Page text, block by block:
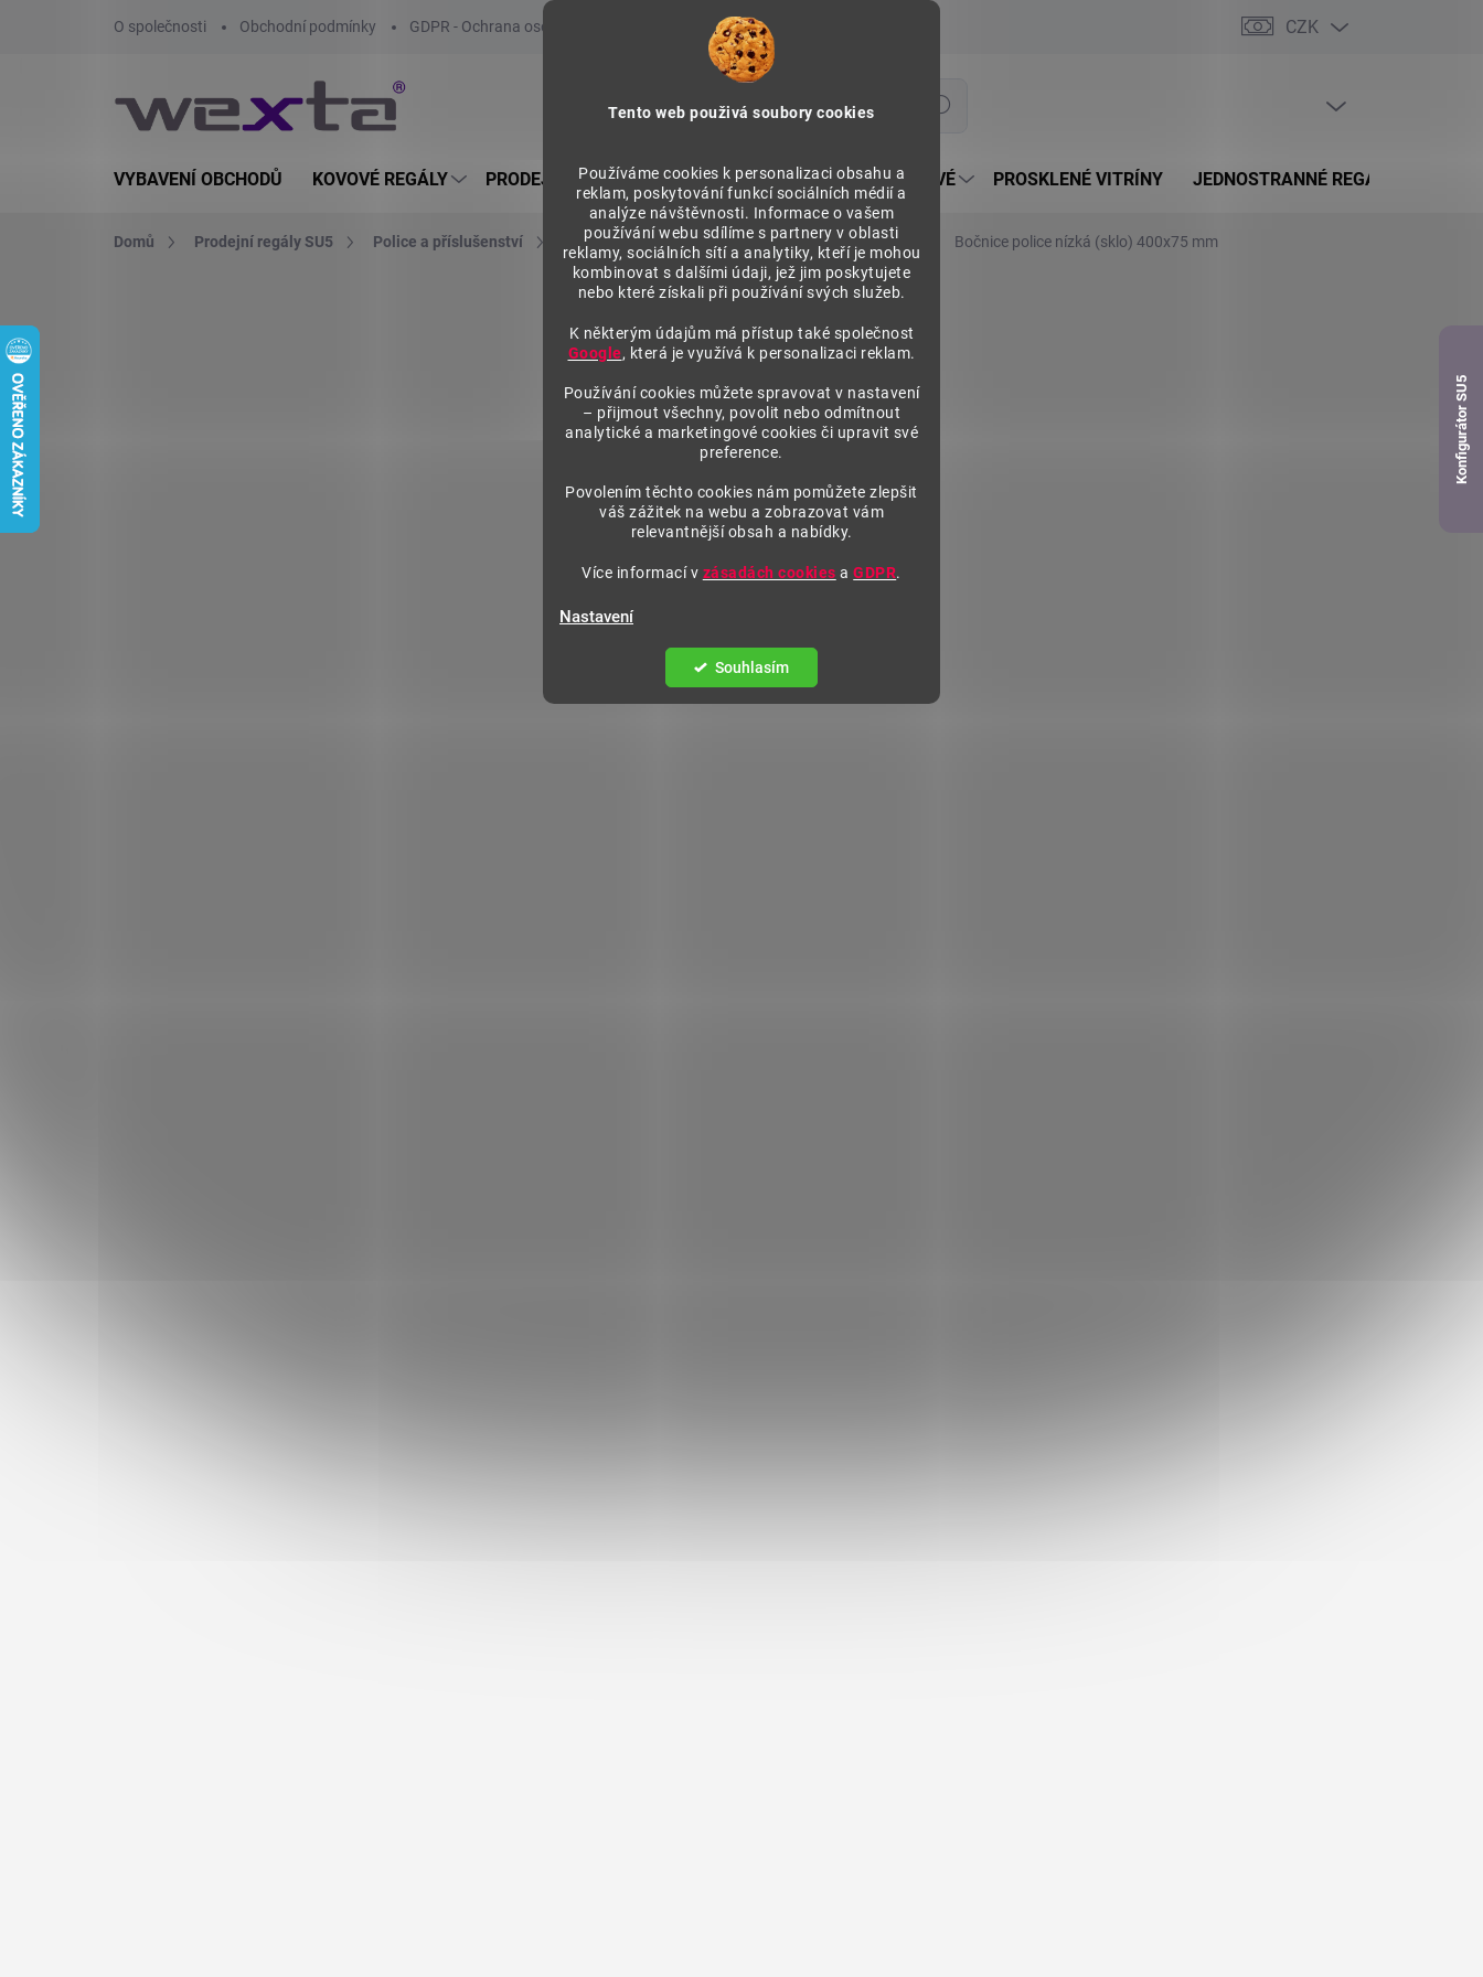
Tento web použivá soubory cookies
Používáme cookies k personalizaci obsahu a
reklam, poskytování funkcí sociálních médií a
analýze návštěvnosti. Informace o vašem
používání webu sdílíme s partnery v oblasti
reklamy, sociálních sítí a analytiky, kteří je mohou
kombinovat s dalšími údaji, jež jim poskytujete
nebo které získali při používání svých služeb.
K některým údajům má přístup také společnost
Google, která je využívá k personalizaci reklam.
Používání cookies můžete spravovat v nastavení
– přijmout všechny, povolit nebo odmítnout
analytické a marketingové cookies či upravit své
preference.
Povolením těchto cookies nám pomůžete zlepšit
váš zážitek na webu a zobrazovat vám
relevantnější obsah a nabídky.
Více informací v zásadách cookies aGDPR.
Nastavení
Souhlasím
O společnosti Obchodní podmínky GDPR - Ochrana osobních údajů Prohlášení o používání COOKIES CZK
Hledat
VYBAVENÍ OBCHODŮ KOVOVÉ REGÁLY PRODEJNÍ REGÁLY SU5 PULTY PRODEJNÍ SEKTOROVÉ PROSKLENÉ VITRÍNY JEDNOSTRANNÉ REGÁLY
Domů Prodejní regály SU5 Police a příslušenství Bočnice polic nízké Bočnice polic nízké (sklo) Bočnice police nízká (sklo) 400x75 mm
Konfigurátor SU5